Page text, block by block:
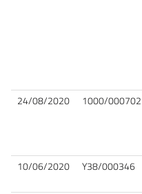
24/08/2020 1000/000702
10/06/2020 Y38/000346